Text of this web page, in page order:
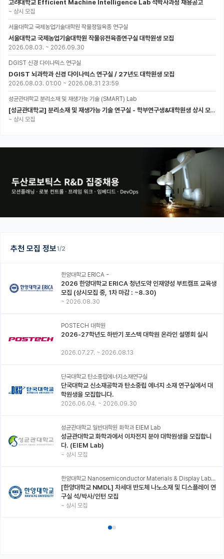
추천 모집 정보1/2
한양대학교 ERICA -
2026 한양대학교 ERICA 청년도약 인재양성 부트캠프 교육생
모집 (상시모집 중, 1차 마감 : ~8.30)
~ 2026.08.30
POSTECH 대학원
2026-27학년도 하반기 포스텍 대학원 온라인 설명회 실시
2026.07.27. ~ 2026.08.13
단국대학교 탄소중립에너지소재연구실
단국대학교 신소재공학과 탄소중립 에너지 소재 연구실에서 대
학원생을 모집합니다.
2026.06.04. ~ 2026.09.30
성균관대학교 일반대학원 화학과 EIEM Lab
성균관대학교 화학과에서 이차전지 분야 대학원생을 모집합니
다. (EIEM Lab)
~ 상시 모집
한양대학교 Nanosemiconductor Materials & Display Laboratory
[한양대학교 NMDL] 차세대 반도체 나노소재 및 디스플레이 연
구실 석/박사/인턴 모집
~ 상시 모집
고려대학교 Efficient Machine Intelligence Lab 석박사과정 채용공고
~ 상시 모집
서울대학교 국제농업기술대학원 작물정밀육종 연구실
서울대학교 국제농업기술대학원 작물유전육종연구실 대학원생 모집
2026.08.03. ~ 2026.09.30
DGIST 신경 다이나믹스 연구실
DGIST 뇌과학과 신경 다이나믹스 연구실 / 27년도 대학원생 모집
2026.08.03. 01:00 ~ 2026.08.31 23:59
성균관대학교 분리소재 및 재생가능 기술 (SMART) Lab
[성균관대학교] 분리소재 및 재생가능 기술 연구실 - 학부연구생&대학원생 상시 모집 (미래에너지공학과)
~ 상시 모집